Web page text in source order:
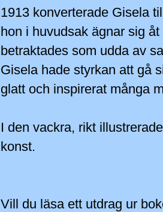
1913 konverterade Gisela
hon i huvudsak ägnar sig
betraktades som udda av
Gisela hade styrkan att gå
glatt och inspirerat många
I den vackra, rikt
konst.
Vill du läsa ett utdrag ur